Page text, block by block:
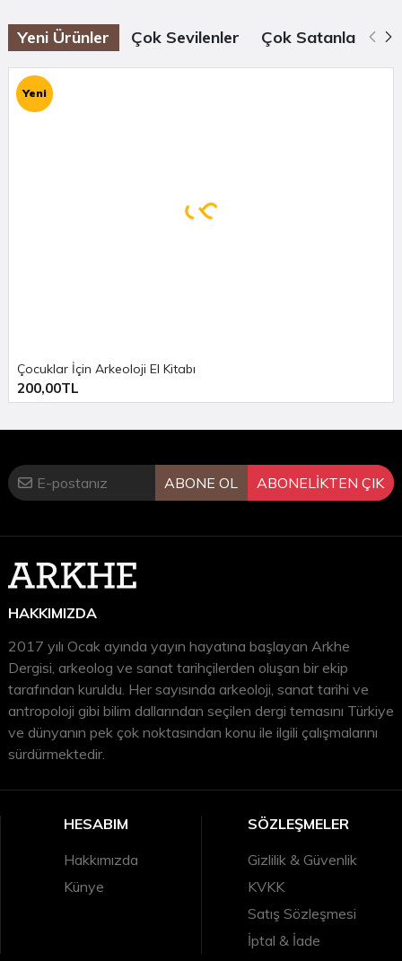
misinİncir ağaçl..
Yeni Ürünler Çok Sevilenler Çok Satanlar
Yeni
Çocuklar İçin Arkeoloji El Kitabı
200,00TL
ABONE OL ABONELİKTEN ÇIK
HAKKIMIZDA
2017 yılı Ocak ayında yayın hayatına başlayan Arkhe
Dergisi, arkeolog ve sanat tarihçilerden oluşan bir ekip
tarafından kuruldu. Her sayısında arkeoloji, sanat tarihi ve
antropoloji gibi bilim dallarından seçilen dergi temasını Türkiye
ve dünyanın pek çok noktasından konu ile ilgili çalışmalarını
sürdürmektedir.
HESABIM
Hakkımızda
Künye
SÖZLEŞMELER
Gizlilik & Güvenlik
KVKK
Satış Sözleşmesi
İptal & İade